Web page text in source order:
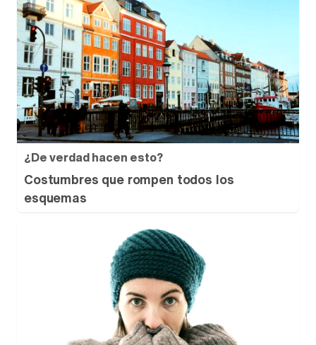
¿De verdad hacen esto?
Costumbres que rompen todos los
esquemas